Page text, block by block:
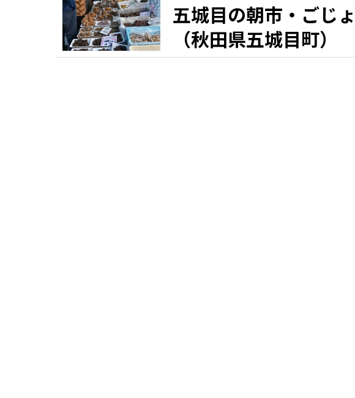
五城目の朝市・ごじ
（秋田県五城目町）